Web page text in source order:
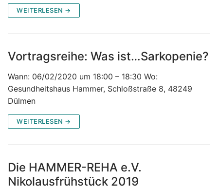
WEITERLESEN →
Vortragsreihe: Was ist…Sarkopenie?
Wann: 06/02/2020 um 18:00 – 18:30 Wo:
Gesundheitshaus Hammer, Schloßstraße 8, 48249
Dülmen
WEITERLESEN →
Die HAMMER-REHA e.V.
Nikolausfrühstück 2019